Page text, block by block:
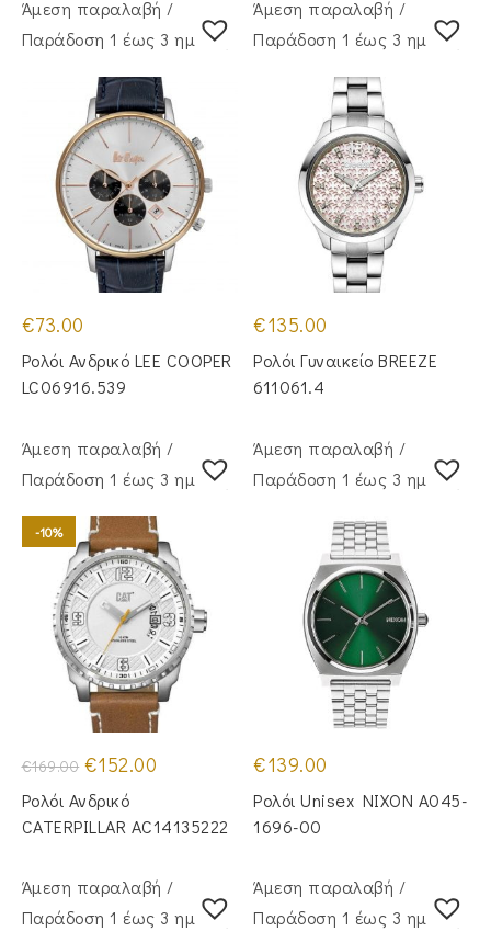
Άμεση παραλαβή /
Παράδoση 1 έως 3 ημέρες
€73.00
Ρολόι Ανδρικό LEE COOPER
LC06916.539
Άμεση παραλαβή /
Παράδoση 1 έως 3 ημέρες
€135.00
Ρολόι Γυναικείο BREEZE
611061.4
Άμεση παραλαβή /
Παράδoση 1 έως 3 ημέρες
-10%
€169.00 Original
price
was:
€169.00.
€152.00
€152.00.
Ρολόι Ανδρικό
CATERPILLAR AC14135222
Άμεση παραλαβή /
Παράδoση 1 έως 3 ημέρες
€139.00
Ρολόι Unisex NIXON A045-
1696-00
Άμεση παραλαβή /
Παράδoση 1 έως 3 ημέρες
Άμεση παραλαβή /
Παράδoση 1 έως 3 ημέρες